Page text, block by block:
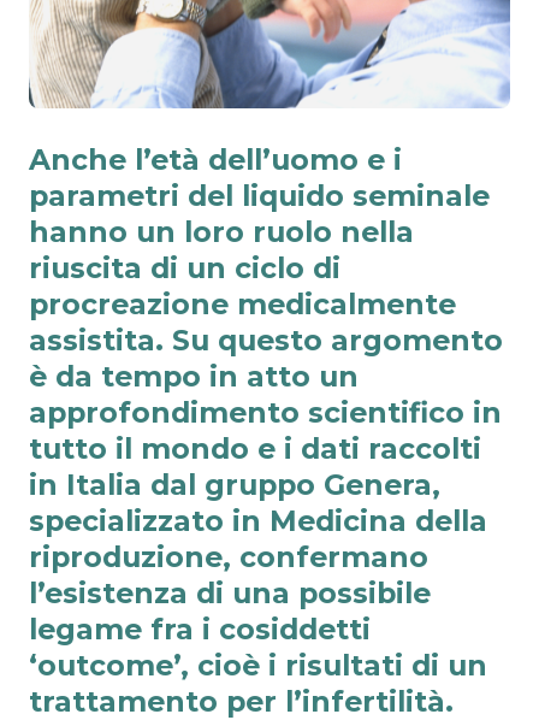
Anche l’età dell’uomo e i
parametri del liquido seminale
hanno un loro ruolo nella
riuscita di un ciclo di
procreazione medicalmente
assistita. Su questo argomento
è da tempo in atto un
approfondimento scientifico in
tutto il mondo e i dati raccolti
in Italia dal gruppo Genera,
specializzato in Medicina della
riproduzione, confermano
l’esistenza di una possibile
legame fra i cosiddetti
‘outcome’, cioè i risultati di un
trattamento per l’infertilità.